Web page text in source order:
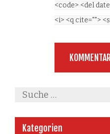
<code> <del
<i> <q cite="">
Kategorien